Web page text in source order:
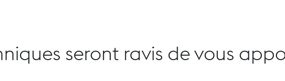
seront ravis de vous